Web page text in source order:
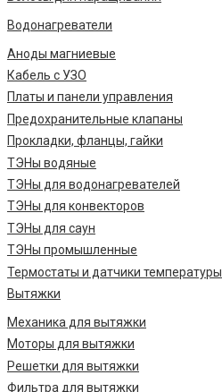
Водонагреватели
Аноды магниевые
Кабель с УЗО
Платы и панели управления
Предохранительные клапаны
Прокладки, фланцы, гайки
ТЭНы водяные
ТЭНы для водонагревателей
ТЭНы для конвекторов
ТЭНы для саун
ТЭНы промышленные
Термостаты и датчики температуры
Вытяжки
Механика для вытяжки
Моторы для вытяжки
Решетки для вытяжки
Фильтра для вытяжки